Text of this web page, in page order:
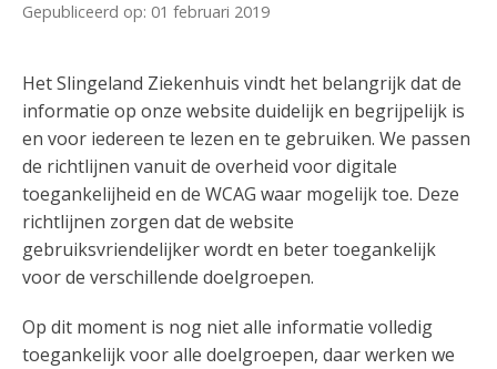
Gepubliceerd op: 01 februari 2019
Het Slingeland Ziekenhuis vindt het belangrijk dat de
informatie op onze website duidelijk en begrijpelijk is
en voor iedereen te lezen en te gebruiken. We passen
de richtlijnen vanuit de overheid voor digitale
toegankelijheid en de WCAG waar mogelijk toe. Deze
richtlijnen zorgen dat de website
gebruiksvriendelijker wordt en beter toegankelijk
voor de verschillende doelgroepen.
Op dit moment is nog niet alle informatie volledig
toegankelijk voor alle doelgroepen, daar werken we